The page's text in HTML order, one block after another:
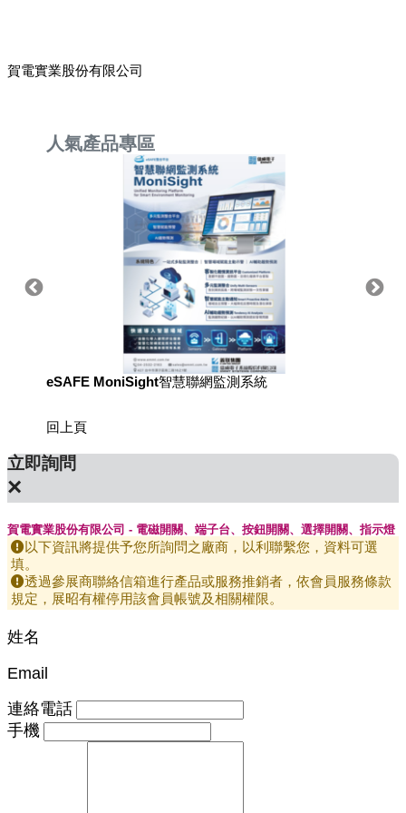
賀電實業股份有限公司
人氣產品專區
eSAFE MoniSight智慧聯網監測系統
回上頁
立即詢問
×
賀電實業股份有限公司 - 電磁開關、端子台、按鈕開關、選擇開關、指示燈
以下資訊將提供予您所詢問之廠商，以利聯繫您，資料可選
填。
透過參展商聯絡信箱進行產品或服務推銷者，依會員服務條款
規定，展昭有權停用該會員帳號及相關權限。
姓名
Email
連絡電話
手機